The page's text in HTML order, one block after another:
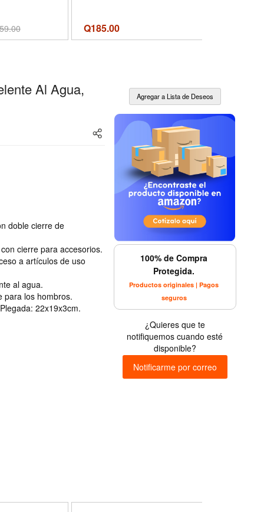
Q185.00
Al Agua,
doble cierre de
cierre para accesorios.
a artículos de uso
al agua.
para los hombros.
22x19x3cm.
100% de Compra
Protegida.
Productos originales | Pagos
seguros
¿Quieres que te
notifiquemos cuando esté
disponible?
Notificarme por correo